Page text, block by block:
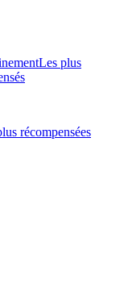
Les plus
récompensées